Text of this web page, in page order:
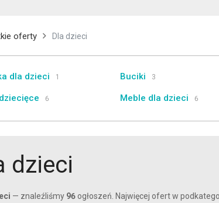
oferty Dla dzieci
dla dzieci 1 Buciki 3
6 Meble dla dzieci 6
dzieci
— znaleźliśmy 96 ogłoszeń. Najwięcej ofert w